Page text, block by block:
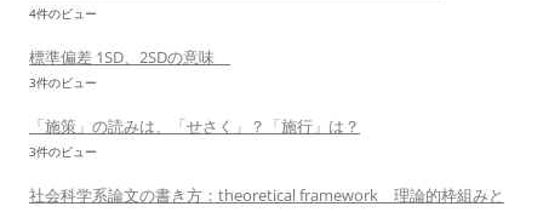
4件のビュー
標準偏差 1SD、2SDの意味
3件のビュー
「施策」の読みは、「せさく」？「施行」は？
3件のビュー
社会科学系論文の書き方：theoretical framework 理論的枠組みと